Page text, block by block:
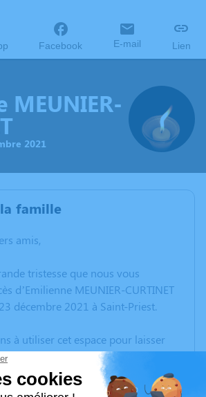
Facebook E-mail Lien
MEUNIER-
2021
famille
amis,
tristesse que nous vous
d’Emilienne MEUNIER-CURTINET
décembre 2021 à Saint-Priest.
à utiliser cet espace pour laisser
partager des photos souvenirs, une
vos pensées à travers des
Cet endroit est un lieu